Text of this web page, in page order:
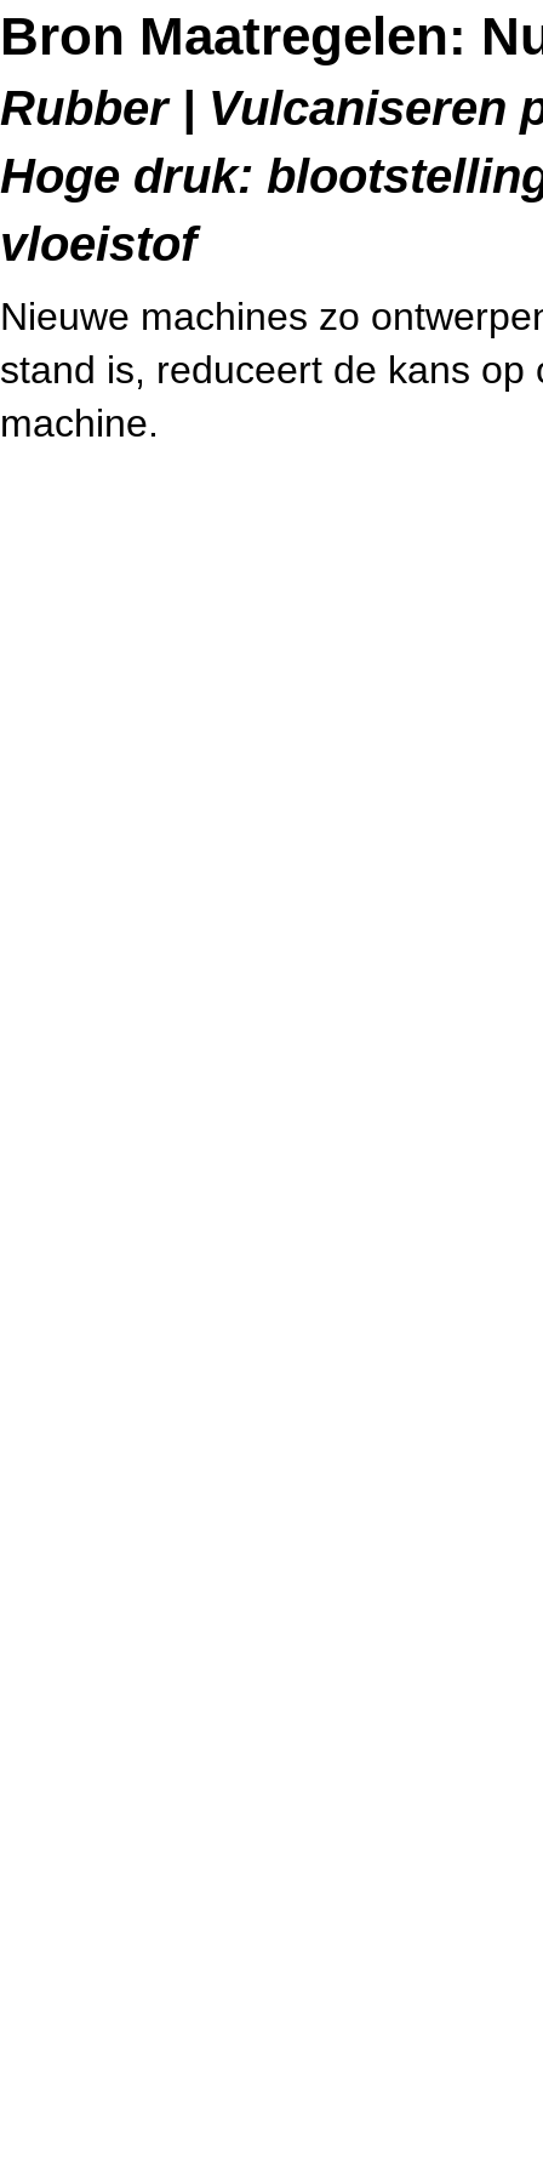
Bron Maatregelen:
Rubber | Vulcaniseren
Hoge druk:
vloeistof
Nieuwe machines zo
stand is, reduceert de kans
machine.